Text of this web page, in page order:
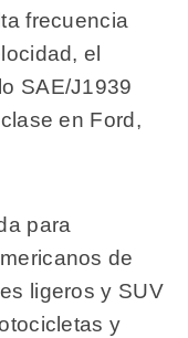
frecuencia
el
SAE/J1939
en Ford,
para
de
ligeros y SUV
y